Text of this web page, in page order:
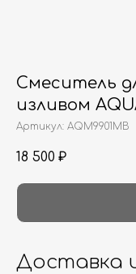
Смеситель
изливом
Артикул: AQM9901MB
18 500 ₽
Доставка